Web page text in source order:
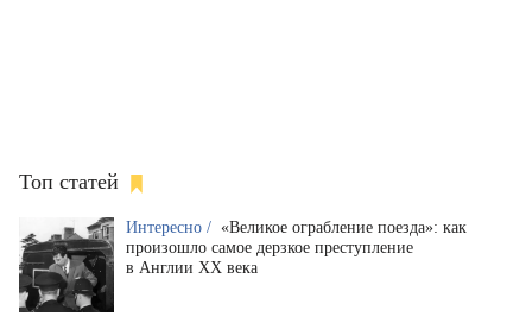
Топ статей
Интересно / «Великое ограбление поезда»: как
произошло самое дерзкое преступление
в Англии XX века